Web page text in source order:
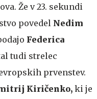
Že v 23. sekundi
povedel Nedim
Federica
tudi strelec
prvenstev.
Kiričenko, ki je